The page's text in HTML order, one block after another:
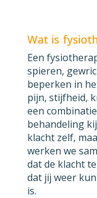
Wat is
Een
spieren,
beperken in
pijn, stijfheid,
een
behandeling
klacht zelf,
werken we
dat de klacht
dat jij weer
is.